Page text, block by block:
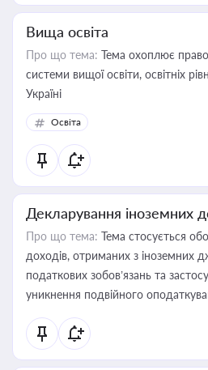
Вища освіта
Про що тема: Тема охоплює
системи вищої освіти, освітніх
Україні
Освіта
Декларування іноземних
Про що тема: Тема стосується
доходів, отриманих з іноземних
податкових зобов’язань та
уникнення подвійного